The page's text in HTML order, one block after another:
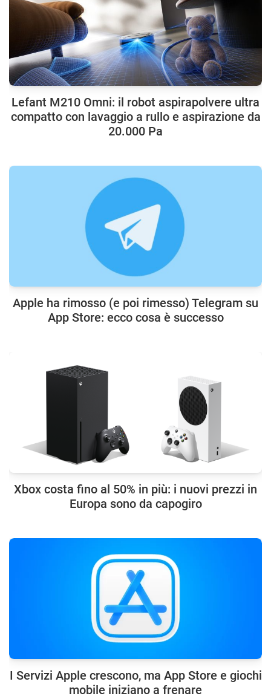
Lefant M210 Omni: il robot aspirapolvere ultra
compatto con lavaggio a rullo e aspirazione da
20.000 Pa
Apple ha rimosso (e poi rimesso) Telegram su
App Store: ecco cosa è successo
Xbox costa fino al 50% in più: i nuovi prezzi in
Europa sono da capogiro
I Servizi Apple crescono, ma App Store e giochi
mobile iniziano a frenare